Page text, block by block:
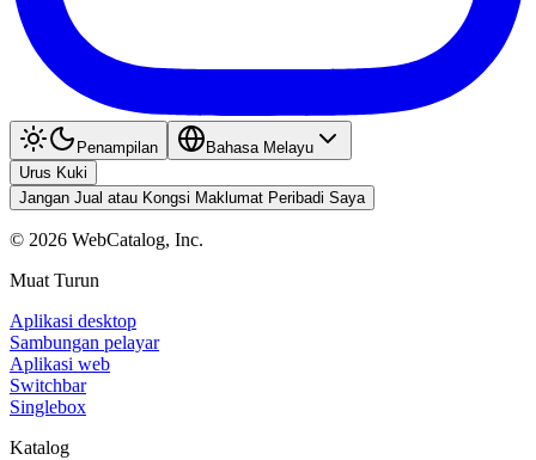
Penampilan
Bahasa Melayu
Urus Kuki
Jangan Jual atau Kongsi Maklumat Peribadi Saya
© 2026 WebCatalog, Inc.
Muat Turun
Aplikasi desktop
Sambungan pelayar
Aplikasi web
Switchbar
Singlebox
Katalog